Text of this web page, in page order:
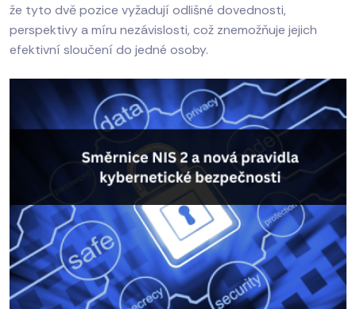
že tyto dvě pozice vyžadují odlišné dovednosti,
perspektivy a míru nezávislosti, což znemožňuje jejich
efektivní sloučení do jedné osoby.